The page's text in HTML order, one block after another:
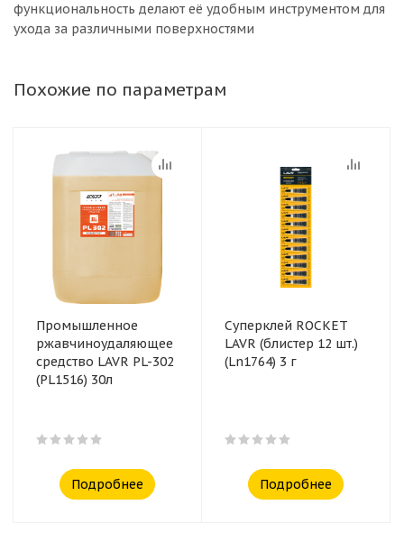
функциональность делают её удобным инструментом для
ухода за различными поверхностями
Похожие по параметрам
Промышленное
ржавчиноудаляющее
средство LAVR PL-302
(PL1516) 30л
Подробнее
Суперклей ROCKET
LAVR (блистер 12 шт.)
(Ln1764) 3 г
Подробнее